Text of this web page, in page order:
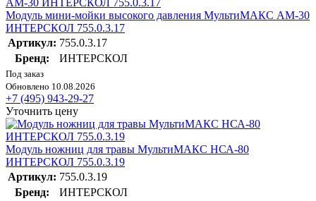
Модуль мини-мойки высокого давления МультиМАКС АМ-30
ИНТЕРСКОЛ 755.0.3.17
Артикул: 755.0.3.17
Бренд:
ИНТЕРСКОЛ
Под заказ
Обновлено 10.08.2026
+7 (495) 943-29-27
Уточнить цену
Модуль ножниц для травы МультиМАКС НСА-80
ИНТЕРСКОЛ 755.0.3.19
Артикул: 755.0.3.19
Бренд:
ИНТЕРСКОЛ